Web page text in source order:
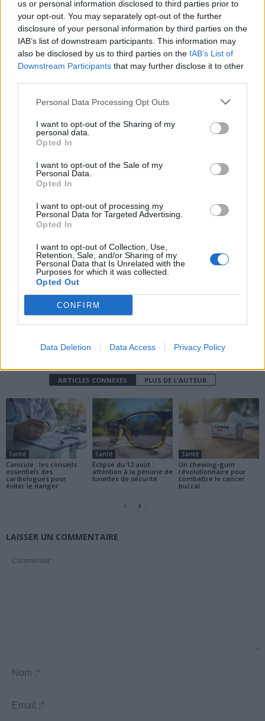
us or personal information disclosed to third parties prior to
your opt-out. You may separately opt-out of the further
disclosure of your personal information by third parties on the
IAB’s list of downstream participants. This information may
also be disclosed by us to third parties on the IAB’s List of
Downstream Participants that may further disclose it to other
Personal Data Processing Opt Outs
I want to opt-out of the Sharing of my
personal data.
Opted In
I want to opt-out of the Sale of my
Personal Data.
Opted In
I want to opt-out of processing my
Personal Data for Targeted Advertising.
Opted In
I want to opt-out of Collection, Use,
Retention, Sale, and/or Sharing of my
Personal Data that Is Unrelated with the
Purposes for which it was collected.
Opted Out
CONFIRM
Data Deletion Data Access Privacy Policy
Les experts insistent sur l’importance de contrôles réguliers de la
vue, surtout si l’on passe beaucoup de temps devant un écran. Une
consultation permet souvent de détecter rapidement un problème
fréquentes et un éclairage adapté, peuvent soulager les yeux et
prévenir l’installation durable de troubles.
Article précédent
Révélez la secret pour des
peau éclatante
Article suivant
des vies
news
ARTICLES CONNEXES PLUS DE L'AUTEUR
Santé
Canicule : les conseils
essentiels des
cardiologues pour
éviter le danger
Santé
Éclipse du 12 août :
attention à la pénurie de
lunettes de sécurité
Santé
Un chewing-gum
révolutionnaire pour
combattre le cancer
buccal
LAISSER UN COMMENTAIRE